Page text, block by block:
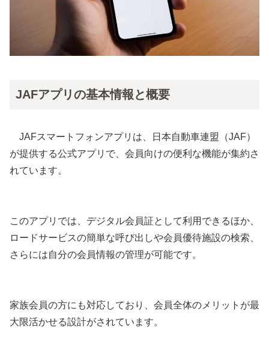
JAFアプリの基本情報と概要
JAFスマートフォンアプリは、日本自動車連盟（JAF）
が提供する公式アプリで、会員向けの便利な機能が集約さ
れています。
このアプリでは、デジタル会員証として利用できるほか、
ロードサービスの簡単な呼び出しや会員優待施設の検索、
さらには自分の会員情報の管理が可能です。
家族会員の方にも対応しており、会員全体のメリットが最
大限活かせる設計がされています。